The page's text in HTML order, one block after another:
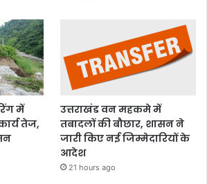
में
तेज,
उत्तराखंड वन महकमे में
तबादलों की बौछार, शासन ने
जारी किए नई जिम्मेदारियों के
आदेश
21 hours ago